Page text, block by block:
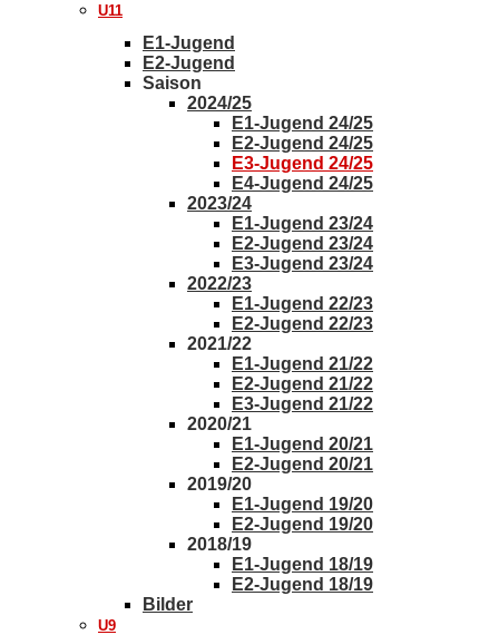
U11
E1-Jugend
E2-Jugend
Saison
2024/25
E1-Jugend 24/25
E2-Jugend 24/25
E3-Jugend 24/25
E4-Jugend 24/25
2023/24
E1-Jugend 23/24
E2-Jugend 23/24
E3-Jugend 23/24
2022/23
E1-Jugend 22/23
E2-Jugend 22/23
2021/22
E1-Jugend 21/22
E2-Jugend 21/22
E3-Jugend 21/22
2020/21
E1-Jugend 20/21
E2-Jugend 20/21
2019/20
E1-Jugend 19/20
E2-Jugend 19/20
2018/19
E1-Jugend 18/19
E2-Jugend 18/19
Bilder
U9